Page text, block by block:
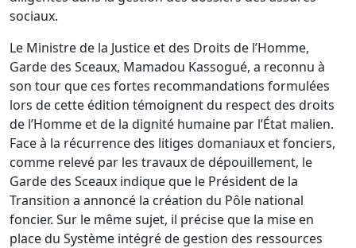
sociaux.
Le Ministre de la Justice et des Droits de l’Homme,
Garde des Sceaux, Mamadou Kassogué, a reconnu à
son tour que ces fortes recommandations formulées
lors de cette édition témoignent du respect des droits
de l’Homme et de la dignité humaine par l’État malien.
Face à la récurrence des litiges domaniaux et fonciers,
comme relevé par les travaux de dépouillement, le
Garde des Sceaux indique que le Président de la
Transition a annoncé la création du Pôle national
foncier. Sur le même sujet, il précise que la mise en
place du Système intégré de gestion des ressources